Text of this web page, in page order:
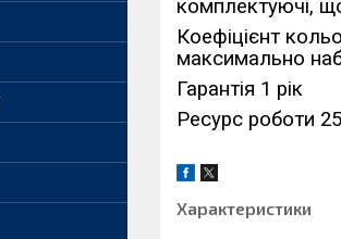
комплектуючі,
Коефіцієнт
максимально
Гарантія 1 рік
Ресурс роботи
Характеристики